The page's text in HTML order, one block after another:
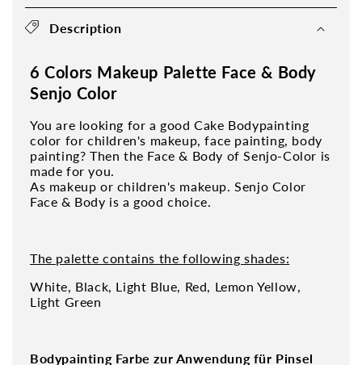
Description
6 Colors Makeup Palette Face & Body
Senjo Color
You are looking for a good Cake Bodypainting
color for children's makeup, face painting, body
painting? Then the Face & Body of Senjo-Color is
made for you.
As makeup or children's makeup. Senjo Color
Face & Body is a good choice.
The palette contains the following shades:
White, Black, Light Blue, Red, Lemon Yellow,
Light Green
Bodypainting Farbe zur Anwendung für Pinsel